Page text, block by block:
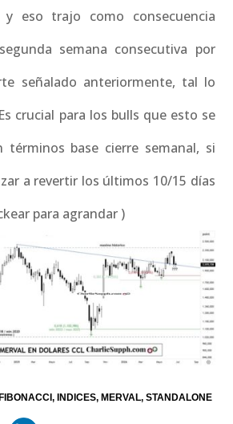
y eso trajo como consecuencia
semana consecutiva por
señalado anteriormente, tal lo
crucial para los bulls que esto se
términos base cierre semanal, si
a revertir los últimos 10/15 días
para agrandar )
FIBONACCI INDICES MERVAL STANDALONE